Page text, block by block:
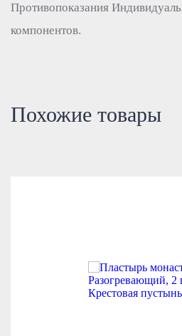
Противопоказания
компонентов.
Похожие товары